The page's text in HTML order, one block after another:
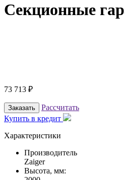
Секционные
73 713 ₽
Заказать
Рассчитать
Купить в кредит
Характеристики
Производитель
Zaiger
Высота, мм: